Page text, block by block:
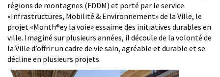
régions de montagnes (FDDM) et porté par le service
«Infrastructures, Mobilité & Environnement» de la Ville, le
projet «Month®ey la voie» essaime des initiatives durables en
ville. Imaginé sur plusieurs années, il découle de la volonté de
la Ville d’offrir un cadre de vie sain, agréable et durable et se
décline en plusieurs projets.